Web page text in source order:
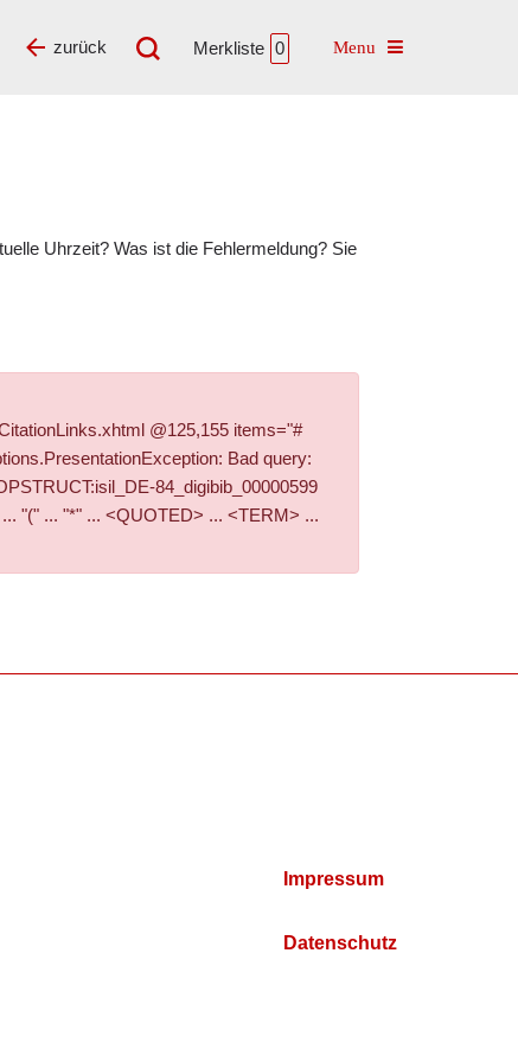
Merkliste 0 Toggle navigation
zurück
Uhrzeit? Was ist die Fehlermeldung? Sie
@125,155 items="#
Bad query:
84_digibib_00000599
"(" ... "*" ... <QUOTED> ... <TERM> ...
Impressum
Datenschutz